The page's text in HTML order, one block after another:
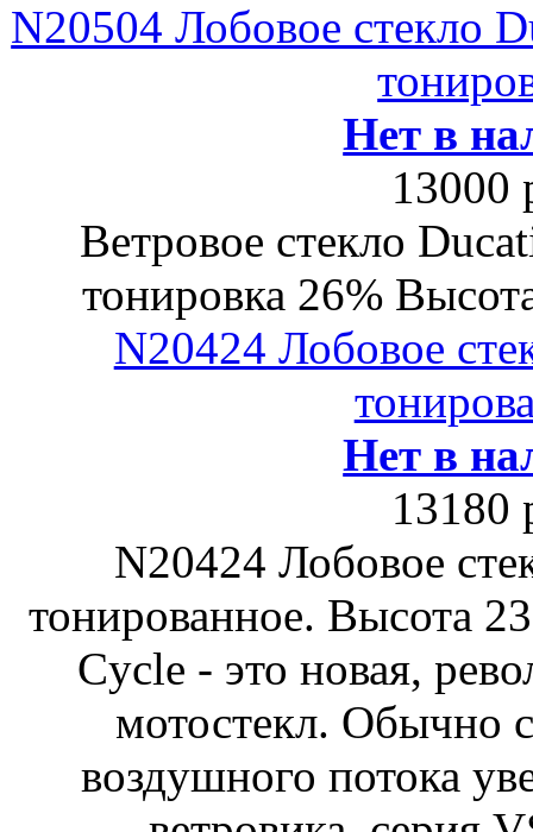
N20504 Лобовое стекло
Нет в
13000
Ветровое стекло
тонировка 26%
N20424 Лобовое
Нет в
13180
N20424 Лобовое
тонированное. Высота
Cycle - это новая,
мотостекл. Обычно
воздушного потока